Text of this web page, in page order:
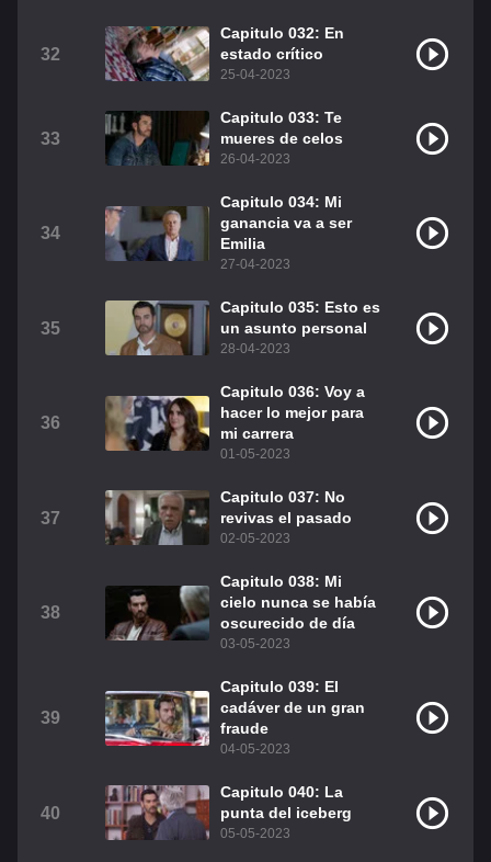
32
Capitulo 032: En
estado crítico
25-04-2023
33
Capitulo 033: Te
mueres de celos
26-04-2023
34
Capitulo 034: Mi
ganancia va a ser
Emilia
27-04-2023
35
Capitulo 035: Esto es
un asunto personal
28-04-2023
36
Capitulo 036: Voy a
hacer lo mejor para
mi carrera
01-05-2023
37
Capitulo 037: No
revivas el pasado
02-05-2023
38
Capitulo 038: Mi
cielo nunca se había
oscurecido de día
03-05-2023
39
Capitulo 039: El
cadáver de un gran
fraude
04-05-2023
40
Capitulo 040: La
punta del iceberg
05-05-2023